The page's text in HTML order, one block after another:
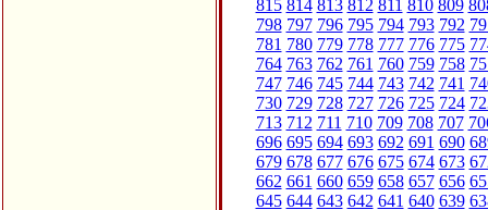
815 814 813 812 811 810 809
798 797 796 795 794 793 792
781 780 779 778 777 776 775
764 763 762 761 760 759 758
747 746 745 744 743 742 741
730 729 728 727 726 725 724
713 712 711 710 709 708 707
696 695 694 693 692 691 690
679 678 677 676 675 674 673
662 661 660 659 658 657 656
645 644 643 642 641 640 639